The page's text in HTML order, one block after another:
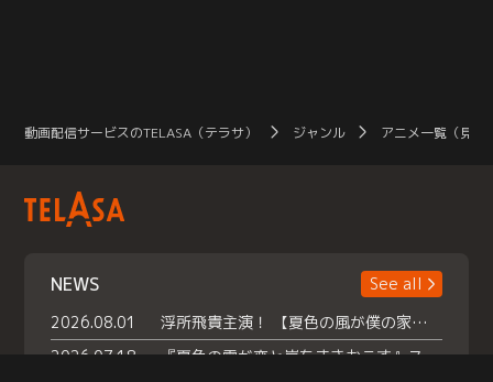
動画配信サービスのTELASA（テラサ） ジャンル アニメ一覧（見放
NEWS
See all
2026.08.01
浮所飛貴主演！ 【夏色の風が僕の家にやってきた】 本日よりテラサで独占配信スタート！
2026.07.18
『夏色の雲が恋と嵐をまきおこす』スペシャルメイキング 【Part1】2026年７月18日（土）23時30分～配信スタート！話題のシーンの裏側を大公開！豪華キャスト大集合！ 『武宮家 真夏の家族会議』開催！